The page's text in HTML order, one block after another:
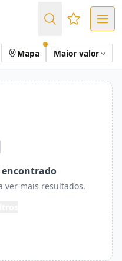
Favoritos
Mapa Maior valor
ver mais resultados.